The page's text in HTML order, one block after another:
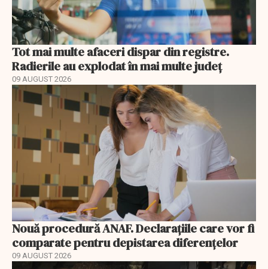
Tot mai multe afaceri dispar din registre.
Radierile au explodat în mai multe județ
09 AUGUST 2026
Nouă procedură ANAF. Declarațiile care vor fi
comparate pentru depistarea diferențelor
09 AUGUST 2026